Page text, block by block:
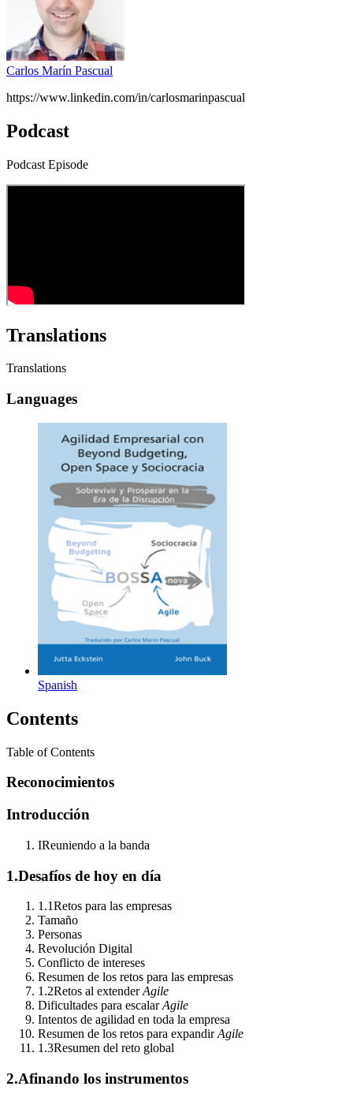
Carlos Marín Pascual
https://www.linkedin.com/in/carlosmarinpascual
Podcast
Podcast Episode
Translations
Translations
Languages
Spanish
Contents
Table of Contents
Reconocimientos
Introducción
IReuniendo a la banda
1.Desafíos de hoy en día
1.1Retos para las empresas
Tamaño
Personas
Revolución Digital
Conflicto de intereses
Resumen de los retos para las empresas
1.2Retos al extenderAgile
Dificultades para escalarAgile
Intentos de agilidad en toda la empresa
Resumen de los retos para expandirAgile
1.3Resumen del reto global
2.Afinando los instrumentos